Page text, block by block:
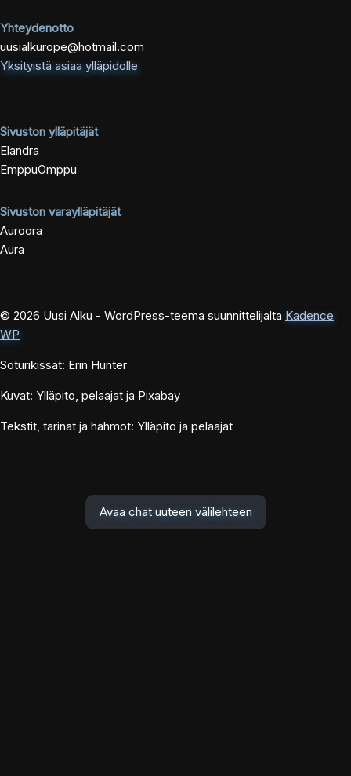
Yhteydenotto
uusialkurope@hotmail.com
Yksityistä asiaa ylläpidolle
Sivuston ylläpitäjät
Elandra
EmppuOmppu
Sivuston varaylläpitäjät
Auroora
Aura
© 2026 Uusi Alku - WordPress-teema suunnittelijalta Kadence
WP
Soturikissat: Erin Hunter
Kuvat: Ylläpito, pelaajat ja Pixabay
Tekstit, tarinat ja hahmot: Ylläpito ja pelaajat
Avaa chat uuteen välilehteen